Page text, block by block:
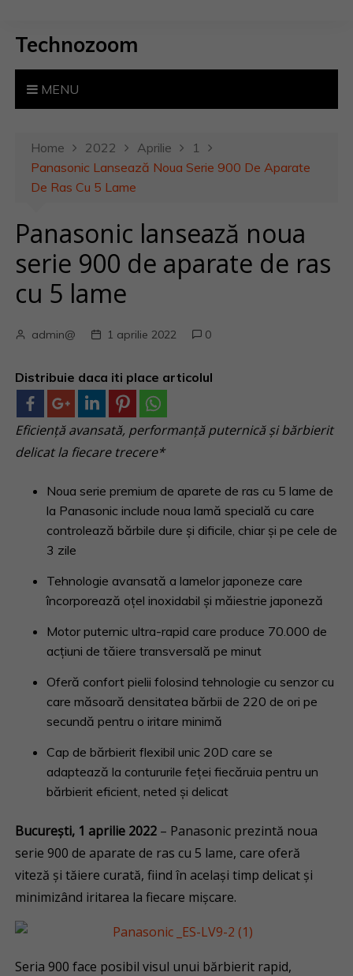
Technozoom
MENU
Home 2022 Aprilie
1
Panasonic Lansează Noua Serie 900 De Aparate
De Ras Cu 5 Lame
Panasonic lansează noua
serie 900 de aparate de ras
cu 5 lame
admin@ 1 aprilie 2022 0
Distribuie daca iti place articolul
Eficiență avansată, performanță puternică și bărbierit
delicat la fiecare trecere*
Noua serie premium de aparete de ras cu 5 lame de
la Panasonic include noua lamă specială cu care
controlează bărbile dure și dificile, chiar și pe cele de
3 zile
Tehnologie avansată a lamelor japoneze care
încorporează oțel inoxidabil și măiestrie japoneză
Motor puternic ultra-rapid care produce 70.000 de
acțiuni de tăiere transversală pe minut
Oferă confort pielii folosind tehnologie cu senzor cu
care măsoară densitatea bărbii de 220 de ori pe
secundă pentru o iritare minimă
Cap de bărbierit flexibil unic 20D care se
adaptează la contururile feței fiecăruia pentru un
bărbierit eficient, neted și delicat
București, 1 aprilie 2022 – Panasonic prezintă noua
serie 900 de aparate de ras cu 5 lame, care oferă
viteză și tăiere curată, fiind în același timp delicat și
minimizând iritarea la fiecare mișcare.
Seria 900 face posibil visul unui bărbierit rapid,